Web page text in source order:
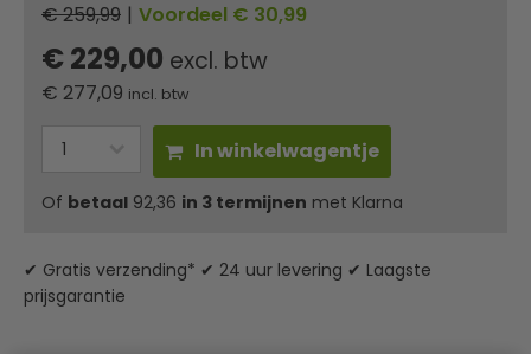
€ 259,99 | Voordeel € 30,99
€ 229,00 excl. btw
€ 277,09 incl. btw
In winkelwagentje
Of betaal 92,36 in 3 termijnen met Klarna
✔ Gratis verzending* ✔ 24 uur levering ✔ Laagste
prijsgarantie